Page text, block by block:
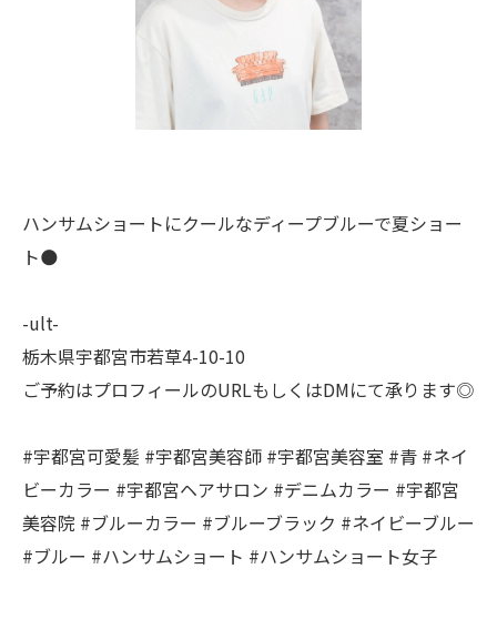
ハンサムショートにクールなディープブルーで夏ショー
ト🌑
-ult-
栃木県宇都宮市若草4-10-10
ご予約はプロフィールのURLもしくはDMにて承ります◎
#宇都宮可愛髪 #宇都宮美容師 #宇都宮美容室 #青 #ネイ
ビーカラー #宇都宮ヘアサロン #デニムカラー #宇都宮
美容院 #ブルーカラー #ブルーブラック #ネイビーブルー
#ブルー #ハンサムショート #ハンサムショート女子